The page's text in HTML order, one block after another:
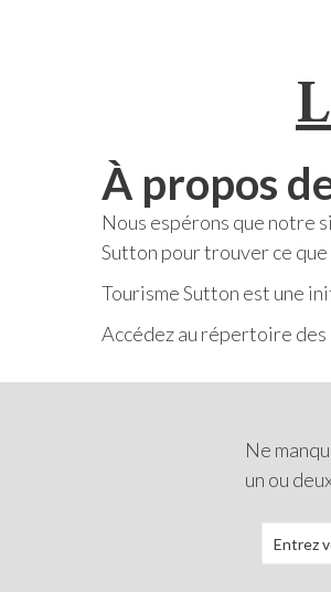
À propos
Nous espérons que notre
Sutton pour trouver ce
Tourisme Sutton est une
Accédez au répertoire des
Ne
un ou